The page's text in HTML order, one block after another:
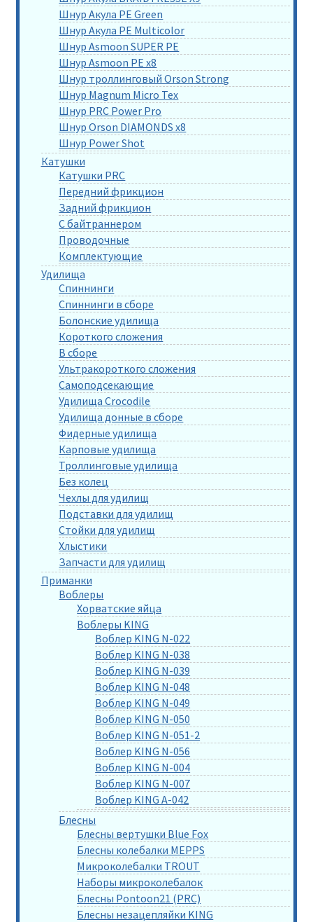
Шнур Акула PE Green
Шнур Акула PE Multicolor
Шнур Asmoon SUPER PE
Шнур Asmoon PE x8
Шнур троллинговый Orson Strong
Шнур Magnum Micro Tex
Шнур PRC Power Pro
Шнур Orson DIAMONDS x8
Шнур Power Shot
Катушки
Катушки PRC
Передний фрикцион
Задний фрикцион
С байтраннером
Проводочные
Комплектующие
Удилища
Спиннинги
Спиннинги в сборе
Болонские удилища
Короткого сложения
В сборе
Ультракороткого сложения
Самоподсекающие
Удилища Crocodile
Удилища донные в сборе
Фидерные удилища
Карповые удилища
Троллинговые удилища
Без колец
Чехлы для удилищ
Подставки для удилищ
Стойки для удилищ
Хлыстики
Запчасти для удилищ
Приманки
Воблеры
Хорватские яйца
Воблеры KING
Воблер KING N-022
Воблер KING N-038
Воблер KING N-039
Воблер KING N-048
Воблер KING N-049
Воблер KING N-050
Воблер KING N-051-2
Воблер KING N-056
Воблер KING N-004
Воблер KING N-007
Воблер KING A-042
Блесны
Блесны вертушки Blue Fox
Блесны колебалки MEPPS
Микроколебалки TROUT
Наборы микроколебалок
Блесны Pontoon21 (PRC)
Блесны незацепляйки KING